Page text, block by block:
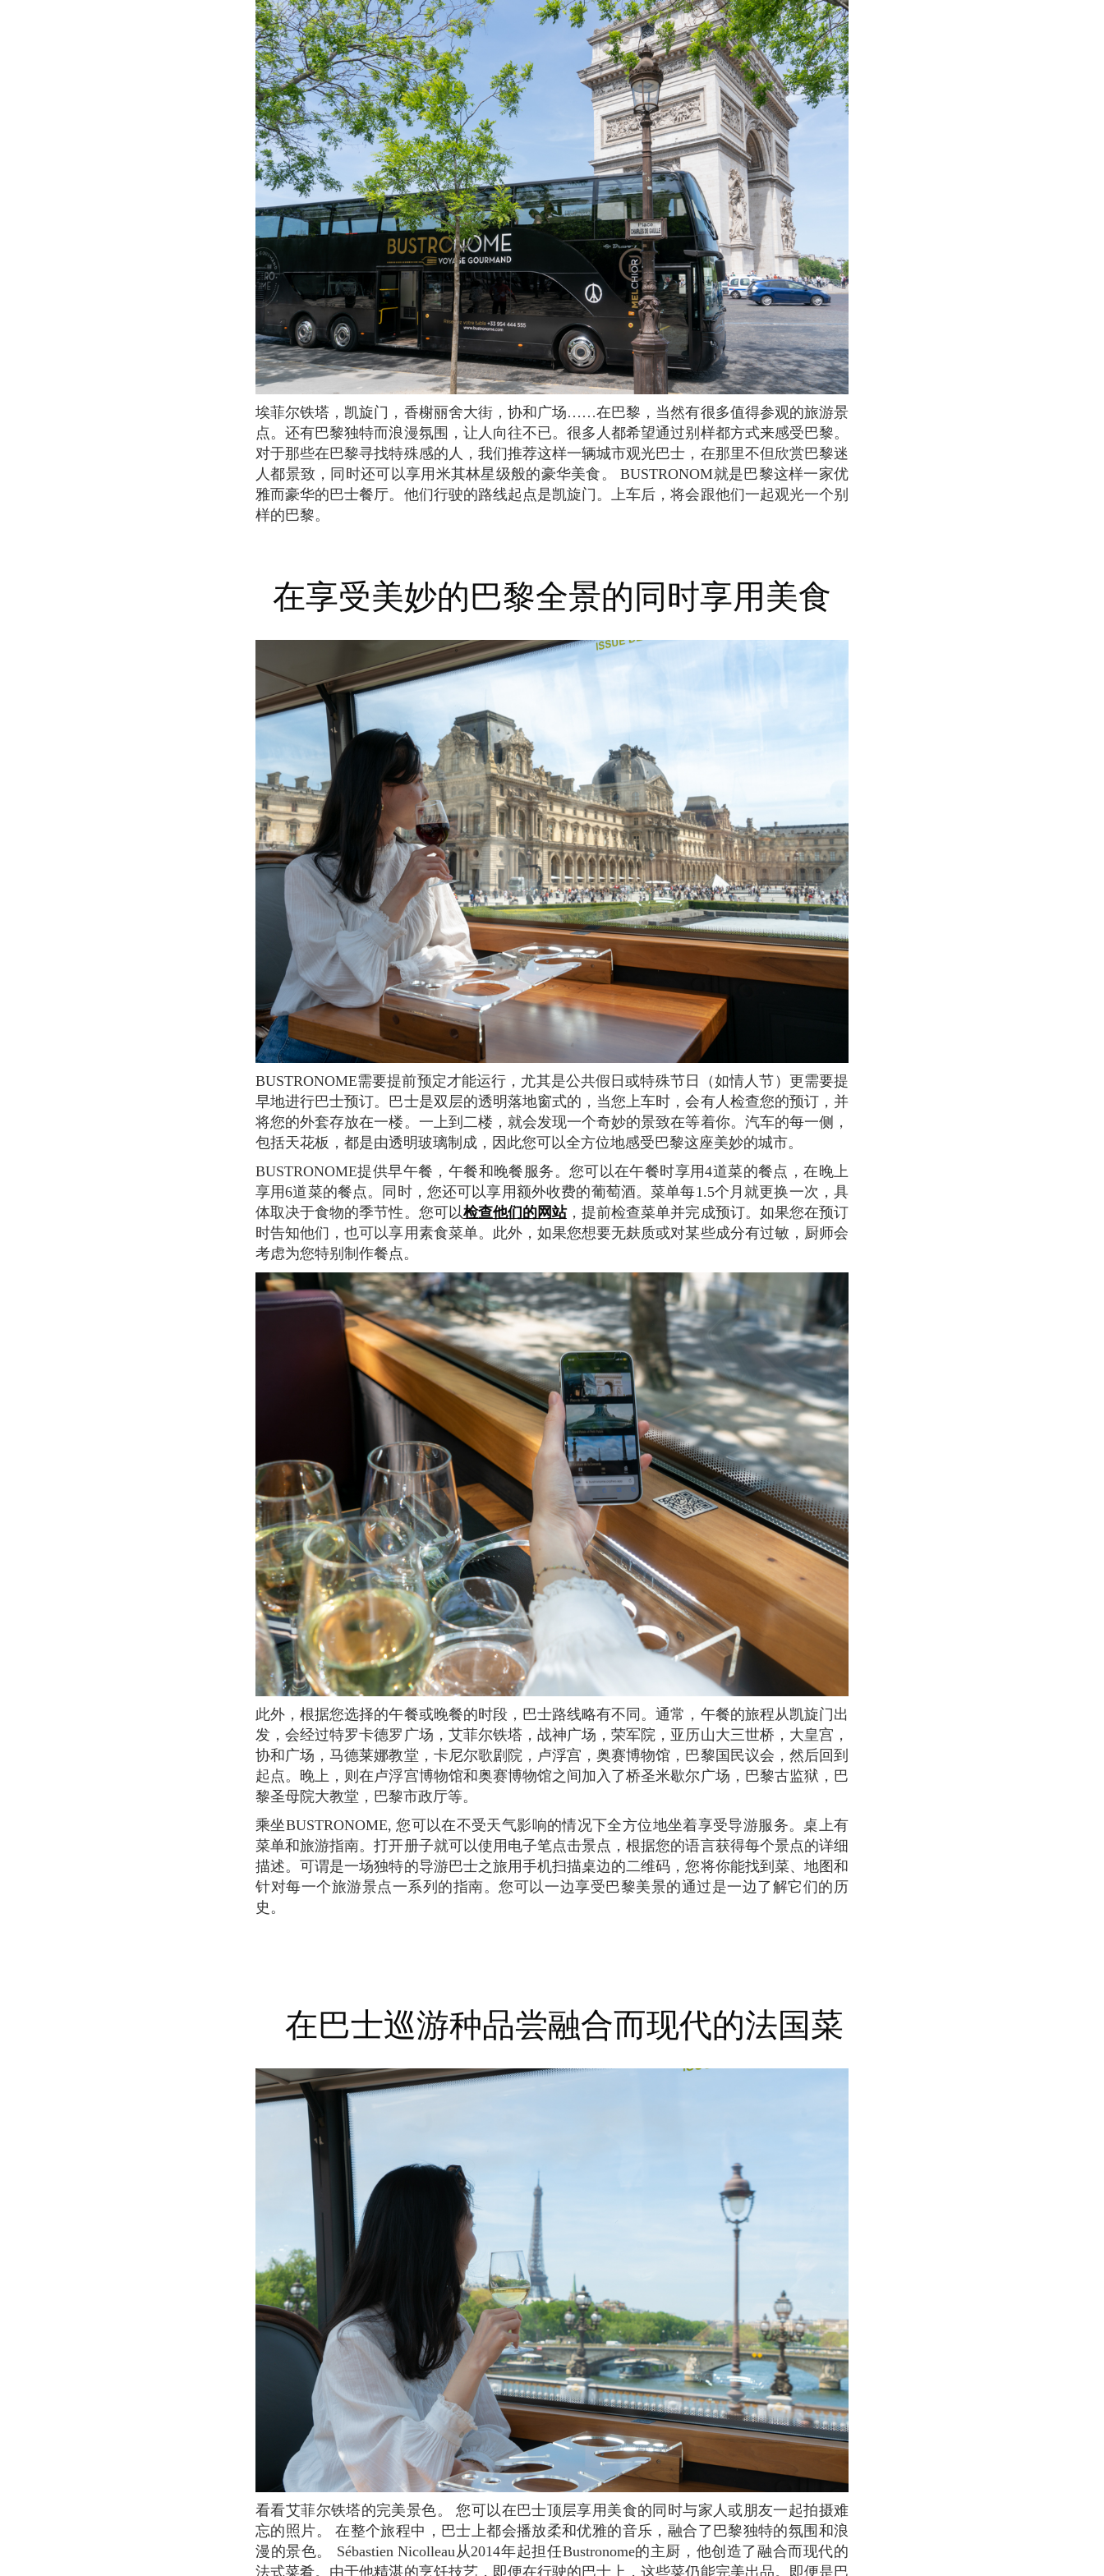
埃菲尔铁塔，凯旋门，香榭丽舍大街，协和广场……在巴黎，当然有很多值得参观的旅游景
点。还有巴黎独特而浪漫氛围，让人向往不已。很多人都希望通过别样都方式来感受巴黎。
对于那些在巴黎寻找特殊感的人，我们推荐这样一辆城市观光巴士，在那里不但欣赏巴黎迷
人都景致，同时还可以享用米其林星级般的豪华美食。 BUSTRONOM就是巴黎这样一家优
雅而豪华的巴士餐厅。他们行驶的路线起点是凯旋门。上车后，将会跟他们一起观光一个别
样的巴黎。
在享受美妙的巴黎全景的同时享用美食
BUSTRONOME需要提前预定才能运行，尤其是公共假日或特殊节日（如情人节）更需要提
早地进行巴士预订。巴士是双层的透明落地窗式的，当您上车时，会有人检查您的预订，并
将您的外套存放在一楼。一上到二楼，就会发现一个奇妙的景致在等着你。汽车的每一侧，
包括天花板，都是由透明玻璃制成，因此您可以全方位地感受巴黎这座美妙的城市。
BUSTRONOME提供早午餐，午餐和晚餐服务。您可以在午餐时享用4道菜的餐点，在晚上
享用6道菜的餐点。同时，您还可以享用额外收费的葡萄酒。菜单每1.5个月就更换一次，具
体取决于食物的季节性。您可以检查他们的网站，提前检查菜单并完成预订。如果您在预订
时告知他们，也可以享用素食菜单。此外，如果您想要无麸质或对某些成分有过敏，厨师会
考虑为您特别制作餐点。
此外，根据您选择的午餐或晚餐的时段，巴士路线略有不同。通常，午餐的旅程从凯旋门出
发，会经过特罗卡德罗广场，艾菲尔铁塔，战神广场，荣军院，亚历山大三世桥，大皇宫，
协和广场，马德莱娜教堂，卡尼尔歌剧院，卢浮宫，奥赛博物馆，巴黎国民议会，然后回到
起点。晚上，则在卢浮宫博物馆和奥赛博物馆之间加入了桥圣米歇尔广场，巴黎古监狱，巴
黎圣母院大教堂，巴黎市政厅等。
乘坐BUSTRONOME, 您可以在不受天气影响的情况下全方位地坐着享受导游服务。桌上有
菜单和旅游指南。打开册子就可以使用电子笔点击景点，根据您的语言获得每个景点的详细
描述。可谓是一场独特的导游巴士之旅用手机扫描桌边的二维码，您将你能找到菜、地图和
针对每一个旅游景点一系列的指南。您可以一边享受巴黎美景的通过是一边了解它们的历
史。
在巴士巡游种品尝融合而现代的法国菜
看看艾菲尔铁塔的完美景色。 您可以在巴士顶层享用美食的同时与家人或朋友一起拍摄难
忘的照片。 在整个旅程中，巴士上都会播放柔和优雅的音乐，融合了巴黎独特的氛围和浪
漫的景色。 Sébastien Nicolleau从2014年起担任Bustronome的主厨，他创造了融合而现代的
法式菜肴。由于他精湛的烹饪技艺，即便在行驶的巴士上，这些菜仍能完美出品。即便是巴